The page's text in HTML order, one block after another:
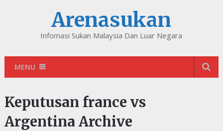
Arenasukan
Infomasi Sukan Malaysia Dan Luar Negara
MENU
Keputusan france vs
Argentina Archive